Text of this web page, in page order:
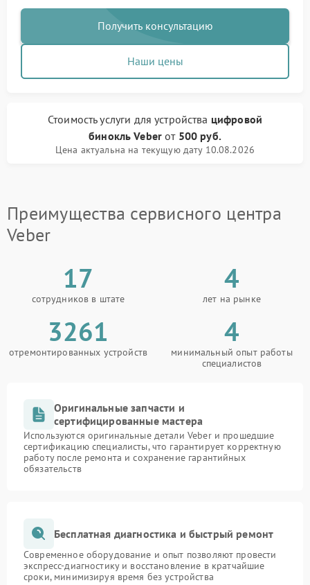
Получить консультацию
Наши цены
Стоимость услуги для устройства цифровой
бинокль Veber от 500 руб.
Цена актуальна на текущую дату 10.08.2026
Преимущества сервисного центра
Veber
17
сотрудников в штате
4
лет на рынке
3261
отремонтированных устройств
4
минимальный опыт работы
специалистов
Оригинальные запчасти и
сертифицированные мастера
Используются оригинальные детали Veber и прошедшие
сертификацию специалисты, что гарантирует корректную
работу после ремонта и сохранение гарантийных
обязательств
Бесплатная диагностика и быстрый ремонт
Современное оборудование и опыт позволяют провести
экспресс-диагностику и восстановление в кратчайшие
сроки, минимизируя время без устройства